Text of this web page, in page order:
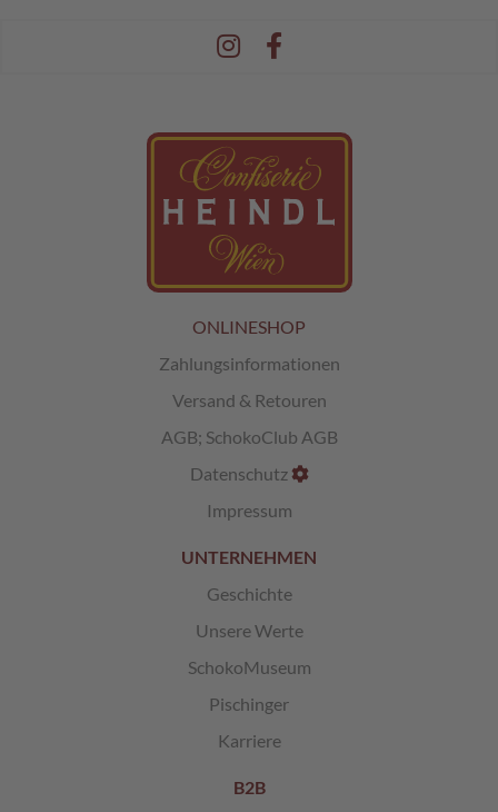
ONLINESHOP
Zahlungsinformationen
Versand & Retouren
AGB; SchokoClub AGB
Datenschutz
Impressum
UNTERNEHMEN
Geschichte
Unsere Werte
SchokoMuseum
Pischinger
Karriere
B2B